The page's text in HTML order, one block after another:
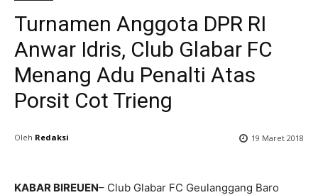
Turnamen Anggota DPR RI
Anwar Idris, Club Glabar FC
Menang Adu Penalti Atas
Porsit Cot Trieng
Oleh Redaksi 19 Maret 2018
KABAR BIREUEN– Club Glabar FC Geulanggang Baro